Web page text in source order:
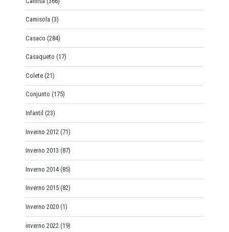
Camisola (3)
Casaco (284)
Casaqueto (17)
Colete (21)
Conjunto (175)
Infantil (23)
Inverno 2012 (71)
Inverno 2013 (87)
Inverno 2014 (85)
Inverno 2015 (82)
Inverno 2020 (1)
inverno 2022 (19)